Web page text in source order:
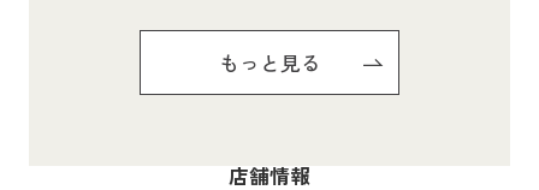
Pure Ryuju Ⅱ101
もっと見る
店舗情報